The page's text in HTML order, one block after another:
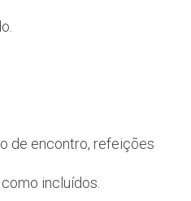
de encontro, refeições
incluídos.